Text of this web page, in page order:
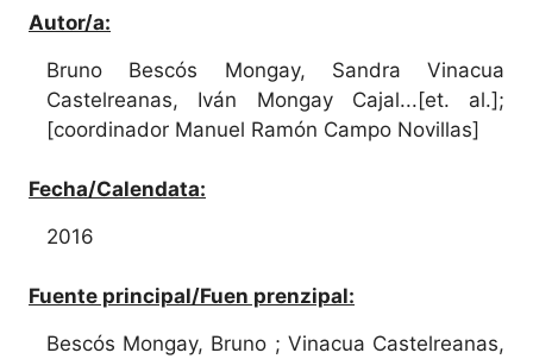
Autor/a:
Bruno Bescós Mongay, Sandra Vinacua
Castelreanas, Iván Mongay Cajal...[et. al.];
[coordinador Manuel Ramón Campo Novillas]
Fecha/Calendata:
2016
Fuente principal/Fuen prenzipal:
Bescós Mongay, Bruno ; Vinacua Castelreanas,